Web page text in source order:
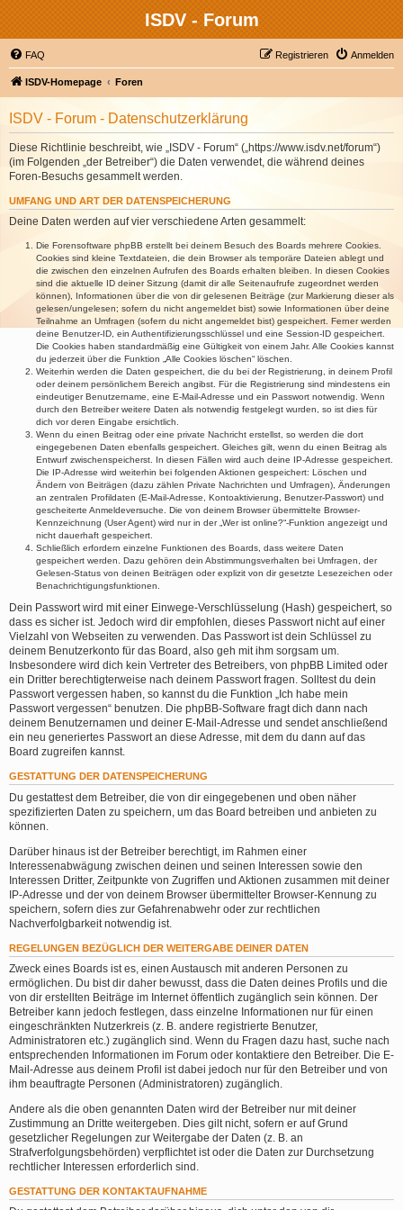
ISDV - Forum
FAQ Anmelden
Registrieren
ISDV-Homepage Foren
ISDV - Forum - Datenschutzerklärung
Diese Richtlinie beschreibt, wie „ISDV - Forum“ („https://www.isdv.net/forum“)
(im Folgenden „der Betreiber“) die Daten verwendet, die während deines
Foren-Besuchs gesammelt werden.
UMFANG UND ART DER DATENSPEICHERUNG
Deine Daten werden auf vier verschiedene Arten gesammelt:
Die Forensoftware phpBB erstellt bei deinem Besuch des Boards mehrere Cookies.
Cookies sind kleine Textdateien, die dein Browser als temporäre Dateien ablegt und
die zwischen den einzelnen Aufrufen des Boards erhalten bleiben. In diesen Cookies
sind die aktuelle ID deiner Sitzung (damit dir alle Seitenaufrufe zugeordnet werden
können), Informationen über die von dir gelesenen Beiträge (zur Markierung dieser als
gelesen/ungelesen; sofern du nicht angemeldet bist) sowie Informationen über deine
Teilnahme an Umfragen (sofern du nicht angemeldet bist) gespeichert. Ferner werden
deine Benutzer-ID, ein Authentifizierungsschlüssel und eine Session-ID gespeichert.
Die Cookies haben standardmäßig eine Gültigkeit von einem Jahr. Alle Cookies kannst
du jederzeit über die Funktion „Alle Cookies löschen“ löschen.
Weiterhin werden die Daten gespeichert, die du bei der Registrierung, in deinem Profil
oder deinem persönlichem Bereich angibst. Für die Registrierung sind mindestens ein
eindeutiger Benutzername, eine E-Mail-Adresse und ein Passwort notwendig. Wenn
durch den Betreiber weitere Daten als notwendig festgelegt wurden, so ist dies für
dich vor deren Eingabe ersichtlich.
Wenn du einen Beitrag oder eine private Nachricht erstellst, so werden die dort
eingegebenen Daten ebenfalls gespeichert. Gleiches gilt, wenn du einen Beitrag als
Entwurf zwischenspeicherst. In diesen Fällen wird auch deine IP-Adresse gespeichert.
Die IP-Adresse wird weiterhin bei folgenden Aktionen gespeichert: Löschen und
Ändern von Beiträgen (dazu zählen Private Nachrichten und Umfragen), Änderungen
an zentralen Profildaten (E-Mail-Adresse, Kontoaktivierung, Benutzer-Passwort) und
gescheiterte Anmeldeversuche. Die von deinem Browser übermittelte Browser-
Kennzeichnung (User Agent) wird nur in der „Wer ist online?“-Funktion angezeigt und
nicht dauerhaft gespeichert.
Schließlich erfordern einzelne Funktionen des Boards, dass weitere Daten
gespeichert werden. Dazu gehören dein Abstimmungsverhalten bei Umfragen, der
Gelesen-Status von deinen Beiträgen oder explizit von dir gesetzte Lesezeichen oder
Benachrichtigungsfunktionen.
Dein Passwort wird mit einer Einwege-Verschlüsselung (Hash) gespeichert, so
dass es sicher ist. Jedoch wird dir empfohlen, dieses Passwort nicht auf einer
Vielzahl von Webseiten zu verwenden. Das Passwort ist dein Schlüssel zu
deinem Benutzerkonto für das Board, also geh mit ihm sorgsam um.
Insbesondere wird dich kein Vertreter des Betreibers, von phpBB Limited oder
ein Dritter berechtigterweise nach deinem Passwort fragen. Solltest du dein
Passwort vergessen haben, so kannst du die Funktion „Ich habe mein
Passwort vergessen“ benutzen. Die phpBB-Software fragt dich dann nach
deinem Benutzernamen und deiner E-Mail-Adresse und sendet anschließend
ein neu generiertes Passwort an diese Adresse, mit dem du dann auf das
Board zugreifen kannst.
GESTATTUNG DER DATENSPEICHERUNG
Du gestattest dem Betreiber, die von dir eingegebenen und oben näher
spezifizierten Daten zu speichern, um das Board betreiben und anbieten zu
können.
Darüber hinaus ist der Betreiber berechtigt, im Rahmen einer
Interessenabwägung zwischen deinen und seinen Interessen sowie den
Interessen Dritter, Zeitpunkte von Zugriffen und Aktionen zusammen mit deiner
IP-Adresse und der von deinem Browser übermittelter Browser-Kennung zu
speichern, sofern dies zur Gefahrenabwehr oder zur rechtlichen
Nachverfolgbarkeit notwendig ist.
REGELUNGEN BEZÜGLICH DER WEITERGABE DEINER DATEN
Zweck eines Boards ist es, einen Austausch mit anderen Personen zu
ermöglichen. Du bist dir daher bewusst, dass die Daten deines Profils und die
von dir erstellten Beiträge im Internet öffentlich zugänglich sein können. Der
Betreiber kann jedoch festlegen, dass einzelne Informationen nur für einen
eingeschränkten Nutzerkreis (z. B. andere registrierte Benutzer,
Administratoren etc.) zugänglich sind. Wenn du Fragen dazu hast, suche nach
entsprechenden Informationen im Forum oder kontaktiere den Betreiber. Die E-
Mail-Adresse aus deinem Profil ist dabei jedoch nur für den Betreiber und von
ihm beauftragte Personen (Administratoren) zugänglich.
Andere als die oben genannten Daten wird der Betreiber nur mit deiner
Zustimmung an Dritte weitergeben. Dies gilt nicht, sofern er auf Grund
gesetzlicher Regelungen zur Weitergabe der Daten (z. B. an
Strafverfolgungsbehörden) verpflichtet ist oder die Daten zur Durchsetzung
rechtlicher Interessen erforderlich sind.
GESTATTUNG DER KONTAKTAUFNAHME